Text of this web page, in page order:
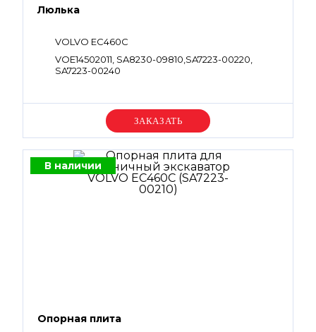
Люлька
VOLVO EC460C
VOE14502011, SA8230-09810,SA7223-00220,
SA7223-00240
Уточняйте цену
В наличии
Опорная плита